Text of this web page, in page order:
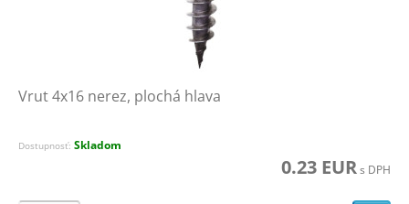
Vrut 4x16 nerez, plochá hlava
Dostupnosť: Skladom
0.23 EURs DPH